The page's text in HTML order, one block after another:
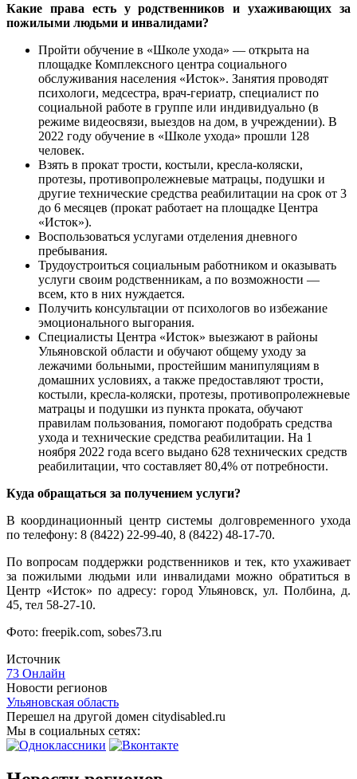
Какие права есть у родственников и ухаживающих за
пожилыми людьми и инвалидами?
Пройти обучение в «Школе ухода» — открыта на
площадке Комплексного центра социального
обслуживания населения «Исток». Занятия проводят
психологи, медсестра, врач-гериатр, специалист по
социальной работе в группе или индивидуально (в
режиме видеосвязи, выездов на дом, в учреждении). В
2022 году обучение в «Школе ухода» прошли 128
человек.
Взять в прокат трости, костыли, кресла-коляски,
протезы, противопролежневые матрацы, подушки и
другие технические средства реабилитации на срок от 3
до 6 месяцев (прокат работает на площадке Центра
«Исток»).
Воспользоваться услугами отделения дневного
пребывания.
Трудоустроиться социальным работником и оказывать
услуги своим родственникам, а по возможности —
всем, кто в них нуждается.
Получить консультации от психологов во избежание
эмоционального выгорания.
Специалисты Центра «Исток» выезжают в районы
Ульяновской области и обучают общему уходу за
лежачими больными, простейшим манипуляциям в
домашних условиях, а также предоставляют трости,
костыли, кресла-коляски, протезы, противопролежневые
матрацы и подушки из пункта проката, обучают
правилам пользования, помогают подобрать средства
ухода и технические средства реабилитации. На 1
ноября 2022 года всего выдано 628 технических средств
реабилитации, что составляет 80,4% от потребности.
Куда обращаться за получением услуги?
В координационный центр системы долговременного ухода
по телефону: 8 (8422) 22-99-40, 8 (8422) 48-17-70.
По вопросам поддержки родственников и тек, кто ухаживает
за пожилыми людьми или инвалидами можно обратиться в
Центр «Исток» по адресу: город Ульяновск, ул. Полбина, д.
45, тел 58-27-10.
Фото: freepik.com, sobes73.ru
Источник
73 Онлайн
Новости регионов
Ульяновская область
Перешел на другой домен citydisabled.ru
Мы в социальных сетях: